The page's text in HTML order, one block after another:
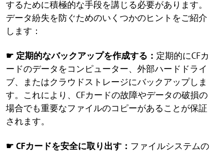
するために積極的な手段を講じる必要があります。
データ紛失を防ぐためのいくつかのヒントをご紹介
します：
☛ 定期的なバックアップを作成する： 定期的にCFカ
ードのデータをコンピューター、外部ハードドライ
ブ、またはクラウドストレージにバックアップしま
す。これにより、CFカードの故障やデータの破損の
場合でも重要なファイルのコピーがあることが保証
されます。
☛ CFカードを安全に取り出す： ファイルシステムの